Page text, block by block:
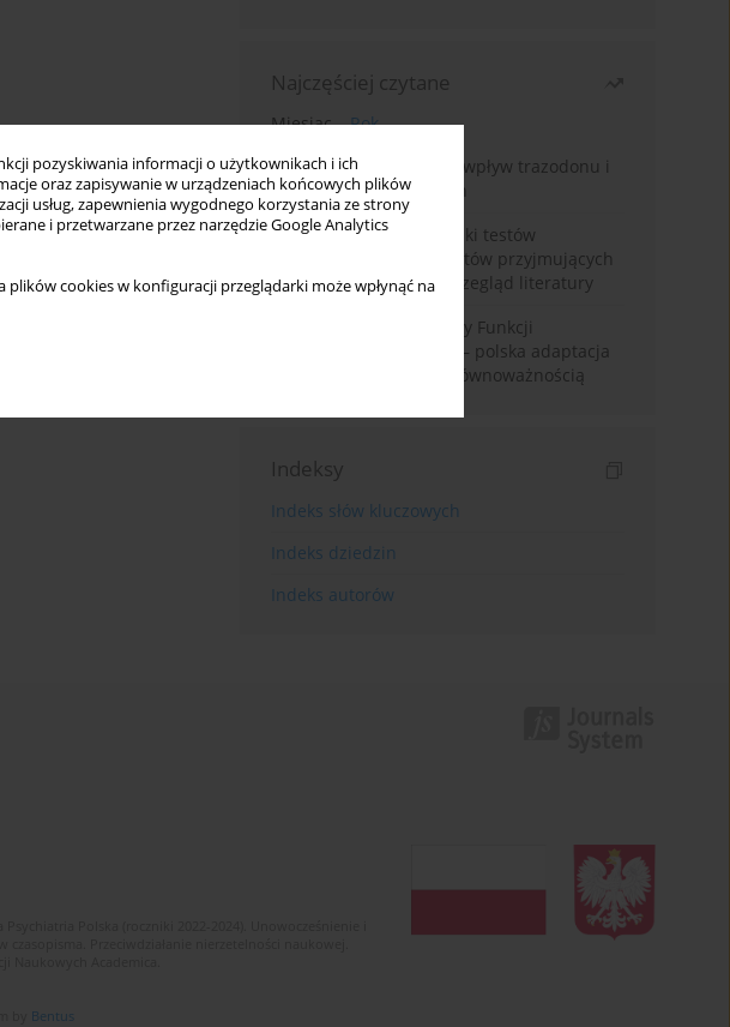
pozyskiwania informacji o użytkownikach i ich
oraz zapisywanie w urządzeniach końcowych plików
usług, zapewnienia wygodnego korzystania ze strony
i przetwarzane przez narzędzie Google Analytics
cookies w konfiguracji przeglądarki może wpłynąć na
Najczęściej czytane
Miesiąc
Rok
Leczenie bezsenności – wpływ trazodonu i
leków nasennych na sen
Fałszywie dodatnie wyniki testów
narkotykowych u pacjentów przyjmujących
leki psychotropowe – przegląd literatury
Montrealska Skala Oceny Funkcji
Poznawczych MoCA 7.2.– polska adaptacja
metody i badania nad równoważnością
Indeksy
Indeks słów kluczowych
Indeks dziedzin
Indeks autorów
Bentus